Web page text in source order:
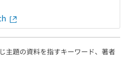
主題の資料を指すキーワード、著者